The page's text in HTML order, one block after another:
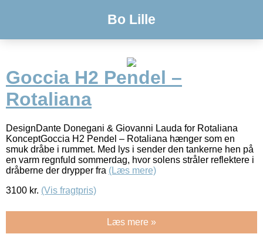
Bo Lille
Goccia H2 Pendel –
Rotaliana
DesignDante Donegani & Giovanni Lauda for Rotaliana
KonceptGoccia H2 Pendel – Rotaliana hænger som en
smuk dråbe i rummet. Med lys i sender den tankerne hen på
en varm regnfuld sommerdag, hvor solens stråler reflektere i
dråberne der drypper fra (Læs mere)
3100 kr. (Vis fragtpris)
Læs mere »